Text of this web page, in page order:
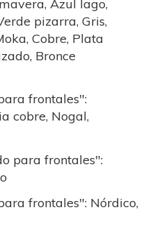
Azul lago,
pizarra, Gris,
Cobre, Plata
Bronce
frontales":
cobre, Nogal,
para frontales":
frontales": Nórdico,